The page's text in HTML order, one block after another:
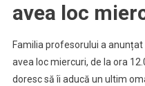
avea loc
Familia profesorului a
avea loc miercuri, de la ora
doresc să îi aducă un ultim